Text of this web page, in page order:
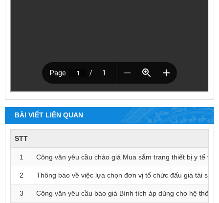
BÀI VIẾT LIÊN QUAN
STT
1 Công văn yêu cầu chào giá Mua sắm trang thiết bị y tế
2 Thông báo về việc lựa chọn đơn vị tổ chức đấu giá tài
3 Công văn yêu cầu báo giá Bình tích áp dùng cho hệ